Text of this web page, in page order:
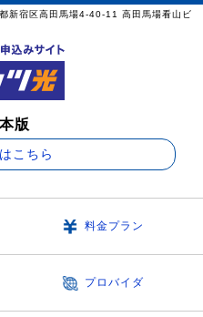
版
こちら
料金プラン
プロバイダ